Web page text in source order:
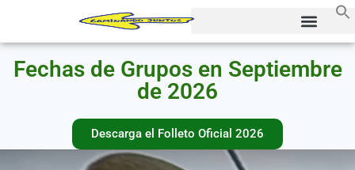
Fechas de Grupos en Septiembre
de 2026
Descarga el Folleto Oficial 2026